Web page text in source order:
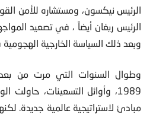
الرئيس نيكسون، ومستشاره للأمن
الرئيس ريغان أيضاً ، في تصعيد
وبعد ذلك السياسة الخارجية
وطوال السنوات التي مرت من بعد
1989، وأوائل التسعينات، حاولت
مبادئ لاستراتيجية عالمية جديدة.